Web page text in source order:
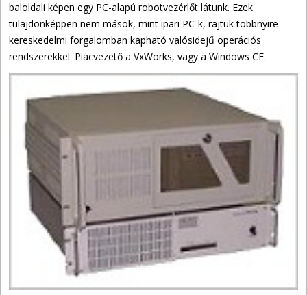
baloldali képen egy PC-alapú robotvezérlőt látunk. Ezek
tulajdonképpen nem mások, mint ipari PC-k, rajtuk többnyire
kereskedelmi forgalomban kapható valósidejű operációs
rendszerekkel. Piacvezető a VxWorks, vagy a Windows CE.